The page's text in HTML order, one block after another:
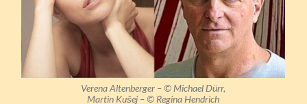
Verena Altenberger – © Michael Dürr,
Martin Kušej – © Regina Hendrich